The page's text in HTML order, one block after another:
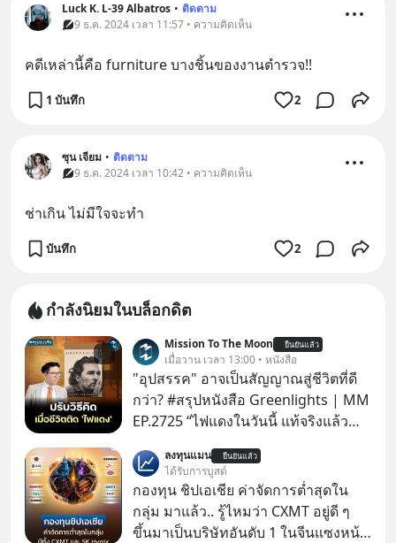
Luck K. L-39 Albatros • ติดตาม
9 ธ.ค. 2024 เวลา 11:57 • ความคิดเห็น
คดีเหล่านี้คือ furniture บางชิ้นของงานตำรวจ!!
1 บันทึก 2
ซุน เจียม • ติดตาม
9 ธ.ค. 2024 เวลา 10:42 • ความคิดเห็น
ช่าเกิน ไม่มีใจจะทำ
บันทึก 2
กำลังนิยมในบล็อกดิต
Mission To The Moon ยืนยันแล้ว
เมื่อวาน เวลา 13:00 • หนังสือ
"อุปสรรค" อาจเป็นสัญญาณสู่ชีวิตที่ดี
กว่า? #สรุปหนังสือ Greenlights | MM
EP.2725 “ไฟแดงในวันนี้ แท้จริงแล้ว
เปลี่ยนสี” McConaughey ดาราดาวรุ่ง
ในยุคหนึ่ง เคยปฏิเสธเงินค่าตัวหนังรอม
คอมที่สูงถึง 14.5 ล้านดอลลาร์ (หรือ
ราว 500 ล้านบาท) เพียงเพราะเขาไม่
ลงทุนแมน ยืนยันแล้ว
ได้รับการบูสต์
กองทุน ชิปเอเชีย ค่าจัดการต่ำสุดใน
กลุ่ม มาแล้ว.. รู้ไหมว่า CXMT อยู่ดี ๆ
ขึ้นมาเป็นบริษัทอันดับ 1 ในจีนแซงหน้า